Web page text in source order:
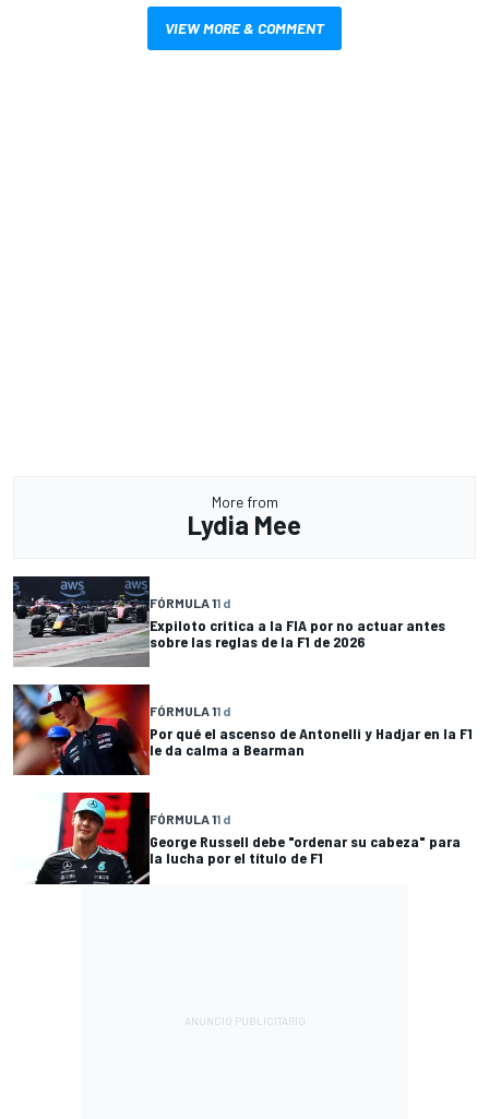
VIEW MORE & COMMENT
More from
Lydia Mee
FÓRMULA 11 d
Expiloto critica a la FIA por no actuar antes
sobre las reglas de la F1 de 2026
FÓRMULA 11 d
Por qué el ascenso de Antonelli y Hadjar en la F1
le da calma a Bearman
FÓRMULA 11 d
George Russell debe "ordenar su cabeza" para
la lucha por el título de F1